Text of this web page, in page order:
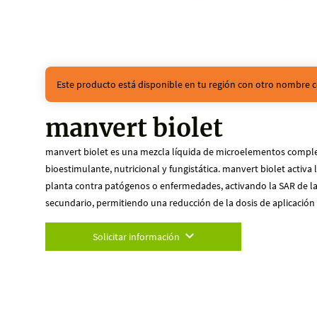
Este producto está disponible en tu región con otro nombre
manvert biolet
manvert biolet es una mezcla líquida de microelementos
bioestimulante, nutricional y fungistática. manvert biolet activa
planta contra patógenos o enfermedades, activando la SAR de
secundario, permitiendo una reducción de la dosis de
Solicitar información